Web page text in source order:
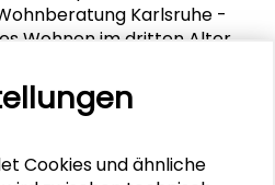
Karlsruhe -
Wohnen im dritten Alter
Initiativgruppen
galt dabei „jungen“
Cookies und ähnliche